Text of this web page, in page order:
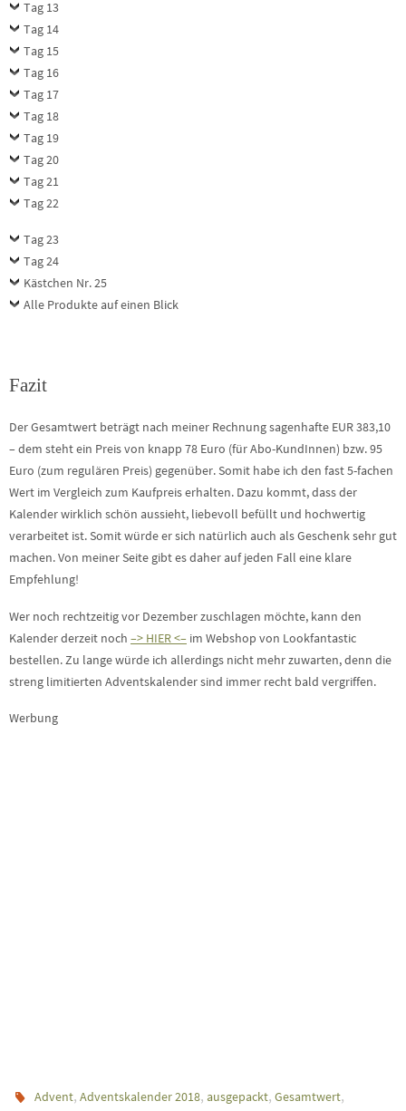
Tag 13
Tag 14
Tag 15
Tag 16
Tag 17
Tag 18
Tag 19
Tag 20
Tag 21
Tag 22
Tag 23
Tag 24
Kästchen Nr. 25
Alle Produkte auf einen Blick
Fazit
Der Gesamtwert beträgt nach meiner Rechnung sagenhafte EUR 383,10
– dem steht ein Preis von knapp 78 Euro (für Abo-KundInnen) bzw. 95
Euro (zum regulären Preis) gegenüber. Somit habe ich den fast 5-fachen
Wert im Vergleich zum Kaufpreis erhalten. Dazu kommt, dass der
Kalender wirklich schön aussieht, liebevoll befüllt und hochwertig
verarbeitet ist. Somit würde er sich natürlich auch als Geschenk sehr gut
machen. Von meiner Seite gibt es daher auf jeden Fall eine klare
Empfehlung!
Wer noch rechtzeitig vor Dezember zuschlagen möchte, kann den
Kalender derzeit noch –> HIER <– im Webshop von Lookfantastic
bestellen. Zu lange würde ich allerdings nicht mehr zuwarten, denn die
streng limitierten Adventskalender sind immer recht bald vergriffen.
Werbung
Advent,Adventskalender 2018, ausgepackt,Gesamtwert,